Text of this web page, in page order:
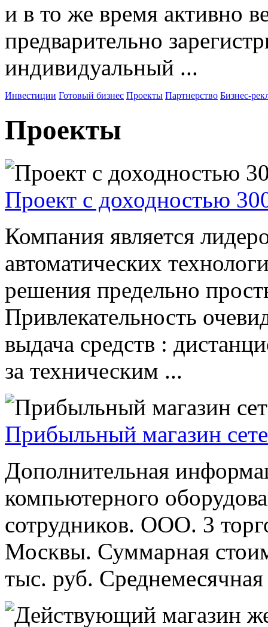
и в то же время активно
предварительно
индивидуальный ...
Инвестиции Готовый бизнес Проекты Партнерство Бизнес-
Проекты
Проект с доходностью
Компания является
автоматических
решения предельно
Привлекательность
выдача средств :
за техническим ...
Прибыльный магазин
Дополнительная
компьютерного
сотрудников. ООО. 3
Москвы. Суммарная
тыс. руб.